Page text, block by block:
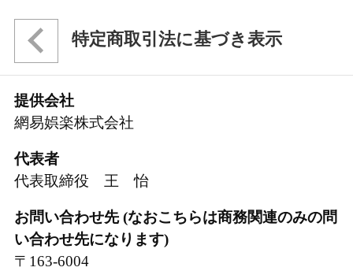
特定商取引法に基づき表示
提供会社
網易娯楽株式会社
代表者
代表取締役 王 怡
お問い合わせ先 (なおこちらは商務関連のみの問
い合わせ先になります)
〒163-6004